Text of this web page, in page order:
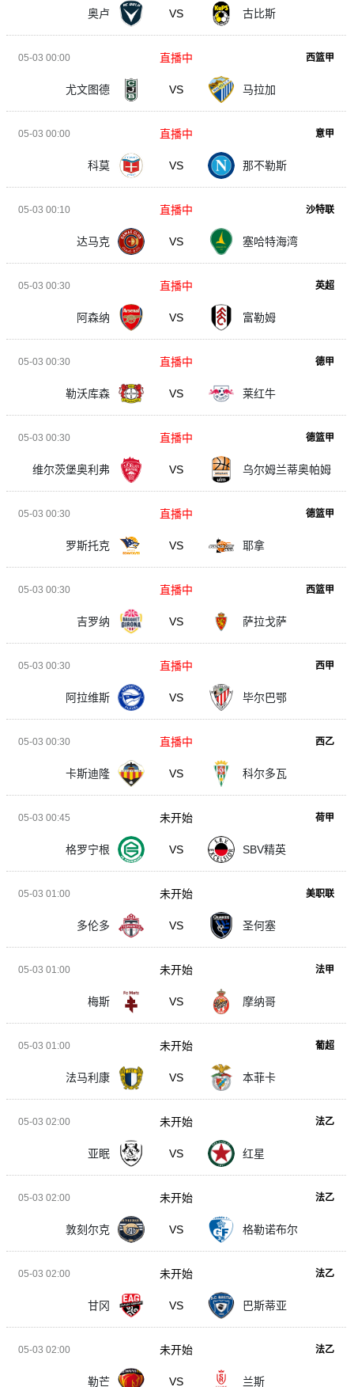
奥卢 VS 古比斯
05-03 00:00 西篮甲
尤文图德 VS 马拉加
直播中
05-03 00:00 意甲
科莫 VS 那不勒斯
直播中
05-03 00:10 沙特联
达马克 VS 塞哈特海湾
直播中
05-03 00:30 英超
阿森纳 VS 富勒姆
直播中
05-03 00:30 德甲
勒沃库森 VS 莱红牛
直播中
05-03 00:30 德篮甲
维尔茨堡奥利弗 VS 乌尔姆兰蒂奥帕姆
直播中
05-03 00:30 德篮甲
罗斯托克 VS 耶拿
直播中
05-03 00:30 西篮甲
吉罗纳 VS 萨拉戈萨
直播中
05-03 00:30 西甲
阿拉维斯 VS 毕尔巴鄂
直播中
05-03 00:30 西乙
卡斯迪隆 VS 科尔多瓦
直播中
05-03 00:45 荷甲
格罗宁根 VS SBV精英
未开始
05-03 01:00 美职联
多伦多 VS 圣何塞
未开始
05-03 01:00 法甲
梅斯 VS 摩纳哥
未开始
05-03 01:00 葡超
法马利康 VS 本菲卡
未开始
05-03 02:00 法乙
亚眠 VS 红星
未开始
05-03 02:00 法乙
敦刻尔克 VS 格勒诺布尔
未开始
05-03 02:00 法乙
甘冈 VS 巴斯蒂亚
未开始
05-03 02:00 法乙
勒芒 VS 兰斯
未开始